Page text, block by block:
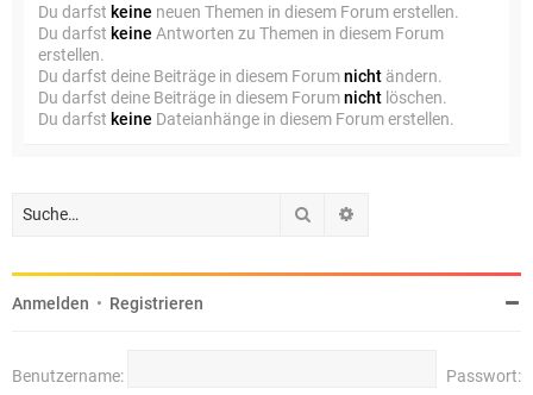
Du darfst keine neuen Themen in diesem Forum erstellen.
Du darfst keine Antworten zu Themen in diesem Forum
erstellen.
Du darfst deine Beiträge in diesem Forumnicht ändern.
Du darfst deine Beiträge in diesem Forumnicht löschen.
Du darfst keine Dateianhänge in diesem Forum erstellen.
Suche
Anmelden • Registrieren
Benutzername: Passwort: